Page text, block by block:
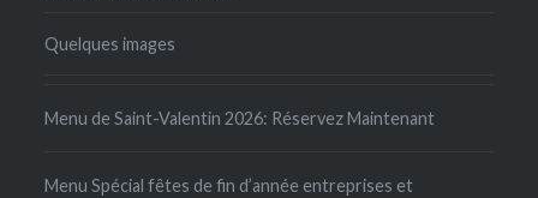
Quelques images
Menu de Saint-Valentin 2026: Réservez Maintenant
Menu Spécial fêtes de fin d’année entreprises et